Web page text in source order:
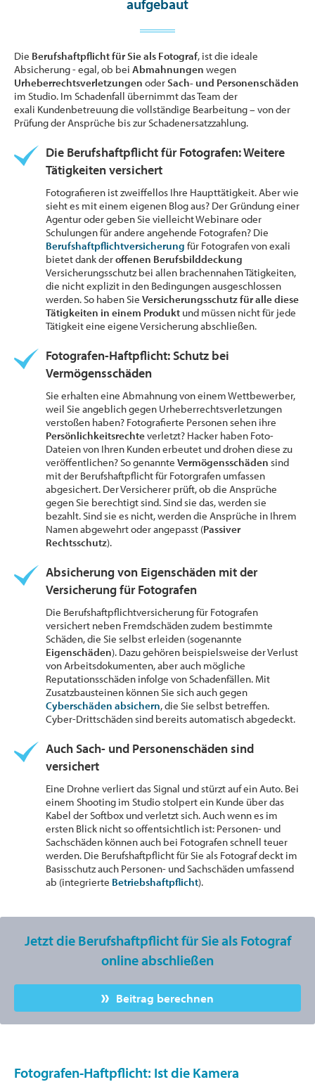
aufgebaut
Die Berufshaftpflicht für Sie als Fotograf, ist die ideale
Absicherung - egal, ob bei Abmahnungen wegen
Urheberrechtsverletzungen oderSach- und Personenschäden
im Studio. Im Schadenfall übernimmt das Team der
exali Kundenbetreuung die vollständige Bearbeitung – von der
Prüfung der Ansprüche bis zur Schadenersatzzahlung.
Die Berufshaftpflicht für Fotografen: Weitere
Tätigkeiten versichert
Fotografieren ist zweiffellos Ihre Haupttätigkeit. Aber wie
sieht es mit einem eigenen Blog aus? Der Gründung einer
Agentur oder geben Sie vielleicht Webinare oder
Schulungen für andere angehende Fotografen? Die
Berufshaftpflichtversicherung für Fotografen von exali
bietet dank deroffenen Berufsbilddeckung
Versicherungsschutz bei allen brachennahen Tätigkeiten,
die nicht explizit in den Bedingungen ausgeschlossen
werden. So haben Sie Versicherungsschutz für alle diese
Tätigkeiten in einem Produkt und müssen nicht für jede
Tätigkeit eine eigene Versicherung abschließen.
Fotografen-Haftpflicht: Schutz bei
Vermögensschäden
Sie erhalten eine Abmahnung von einem Wettbewerber,
weil Sie angeblich gegen Urheberrechtsverletzungen
verstoßen haben? Fotografierte Personen sehen ihre
Persönlichkeitsrechteverletzt? Hacker haben Foto-
Dateien von Ihren Kunden erbeutet und drohen diese zu
veröffentlichen? So genannte Vermögensschäden sind
mit der Berufshaftpflicht für Fotorgrafen umfassen
abgesichert. Der Versicherer prüft, ob die Ansprüche
gegen Sie berechtigt sind. Sind sie das, werden sie
bezahlt. Sind sie es nicht, werden die Ansprüche in Ihrem
Namen abgewehrt oder angepasst (Passiver
Rechtsschutz).
Absicherung von Eigenschäden mit der
Versicherung für Fotografen
Die Berufshaftpflichtversicherung für Fotografen
versichert neben Fremdschäden zudem bestimmte
Schäden, die Sie selbst erleiden (sogenannte
Eigenschäden). Dazu gehören beispielsweise der Verlust
von Arbeitsdokumenten, aber auch mögliche
Reputationsschäden infolge von Schadenfällen. Mit
Zusatzbausteinen können Sie sich auch gegen
Cyberschäden absichern, die Sie selbst betreffen.
Cyber-Drittschäden sind bereits automatisch abgedeckt.
Auch Sach- und Personenschäden sind
versichert
Eine Drohne verliert das Signal und stürzt auf ein Auto. Bei
einem Shooting im Studio stolpert ein Kunde über das
Kabel der Softbox und verletzt sich. Auch wenn es im
ersten Blick nicht so offentsichtlich ist: Personen- und
Sachschäden können auch bei Fotografen schnell teuer
werden. Die Berufshaftpflicht für Sie als Fotograf deckt im
Basisschutz auch Personen- und Sachschäden umfassend
ab (integrierte Betriebshaftpflicht).
Jetzt die Berufshaftpflicht für Sie als Fotograf
online abschließen
Beitrag berechnen
Fotografen-Haftpflicht: Ist die Kamera